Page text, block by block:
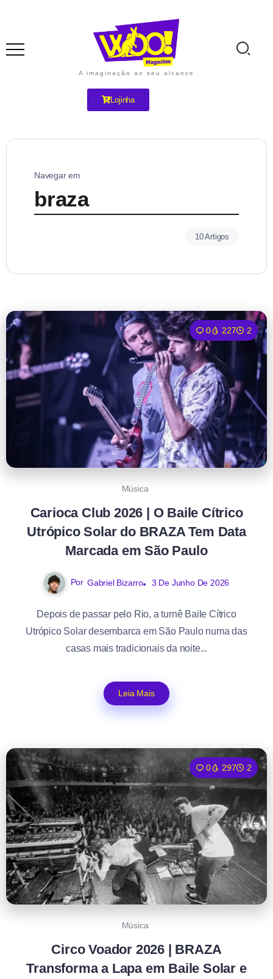
A imaginação ao seu alcance
Lojinha
Navegar em
braza
10 Artigos
0 227 2
Música
Carioca Club 2026 | O Baile Cítrico
Utrópico Solar do BRAZA Tem Data
Marcada em São Paulo
Por Gabriel Bizarro 3 De Junho De 2026
Depois de passar pelo Rio, a turnê Baile Cítrico
Utrópico Solar desembarca em São Paulo numa das
casas mais tradicionais da noite...
Leia Mais
0 297 2
Música
Circo Voador 2026 | BRAZA
Transforma a Lapa em Baile Solar e